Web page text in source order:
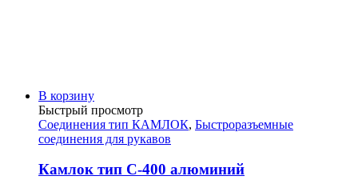
В корзину
Быстрый просмотр
Соединения тип КАМЛОК, Быстроразъемные
соединения для рукавов
Камлок тип С-400 алюминий